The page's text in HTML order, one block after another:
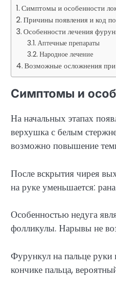
Симптомы и особенности
Причины появления и код
Особенности лечения
Аптечные препараты
Народное лечение
Возможные осложнения
Симптомы и
На начальных этапах
верхушка с белым
возможно повышение
После вскрытия чирея
на руке уменьшается:
Особенностью недуга
фолликулы. Нарывы не
Фурункул на пальце руки
кончике пальца,